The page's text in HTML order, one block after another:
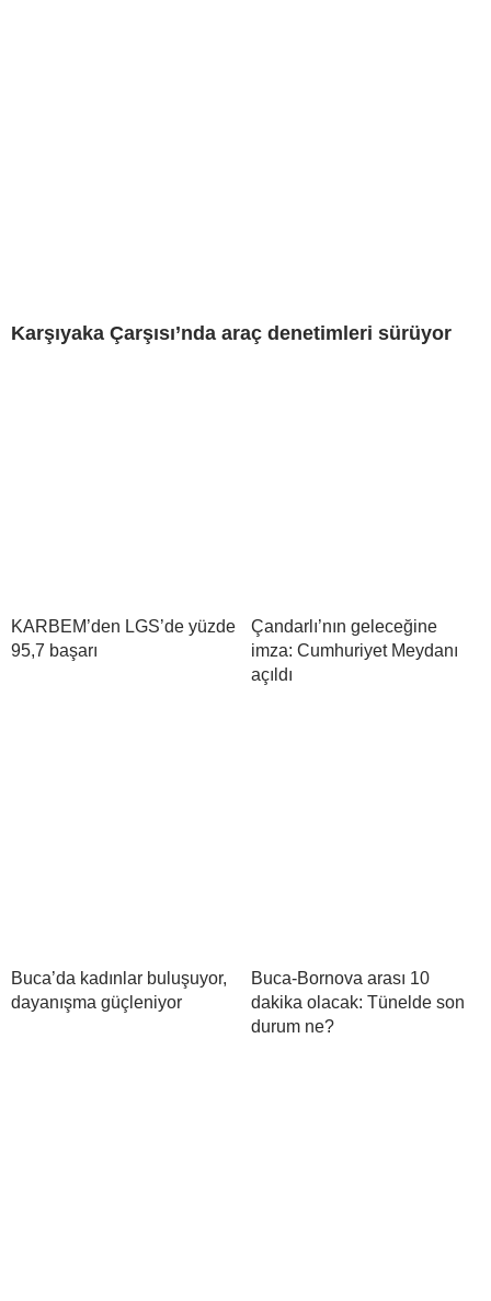
Karşıyaka Çarşısı’nda araç denetimleri sürüyor
KARBEM’den LGS’de yüzde
95,7 başarı
Çandarlı’nın geleceğine
imza: Cumhuriyet Meydanı
açıldı
Buca’da kadınlar buluşuyor,
dayanışma güçleniyor
Buca-Bornova arası 10
dakika olacak: Tünelde son
durum ne?